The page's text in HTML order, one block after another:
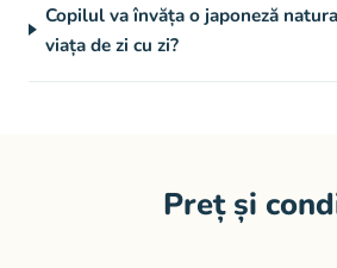
Copilul va învăța o japoneză
viața de zi cu zi?
Preț și